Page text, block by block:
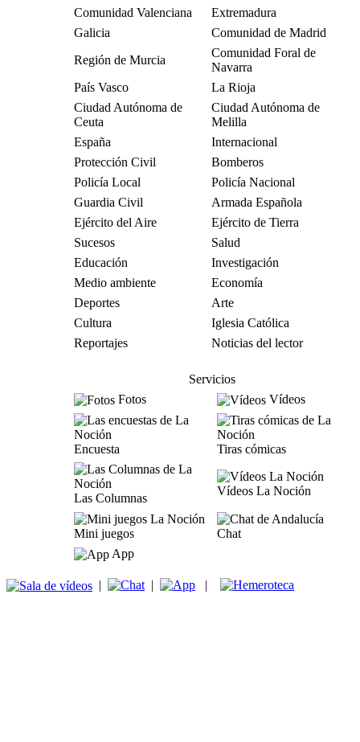
Comunidad Valenciana
Extremadura
Galicia
Comunidad de Madrid
Región de Murcia
Comunidad Foral de
Navarra
País Vasco
La Rioja
Ciudad Autónoma de
Ceuta
Ciudad Autónoma de
Melilla
España
Internacional
Protección Civil
Bomberos
Policía Local
Policía Nacional
Guardia Civil
Armada Española
Ejército del Aire
Ejército de Tierra
Sucesos
Salud
Educación
Investigación
Medio ambiente
Economía
Deportes
Arte
Cultura
Iglesia Católica
Reportajes
Noticias del lector
Servicios
Fotos
Vídeos
Encuesta Tiras cómicas
Las Columnas
Vídeos La Noción
Mini juegos
Chat
App
| | |